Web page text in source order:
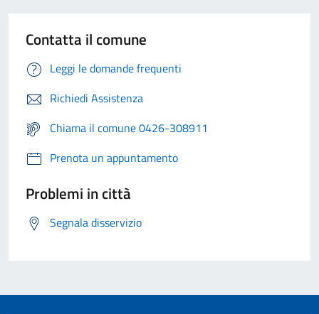
Contatta il comune
Leggi le domande frequenti
Richiedi Assistenza
Chiama il comune 0426-308911
Prenota un appuntamento
Problemi in città
Segnala disservizio